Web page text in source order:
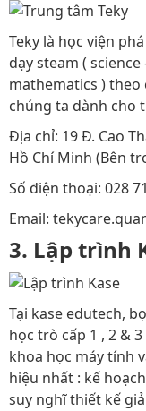
Teky là học viện
dạy steam (
mathematics )
chúng ta dành cho
Địa chỉ: 19 Đ. Cao
Hồ Chí Minh (Bên
Số điện thoại: 028
Email:
3. Lập trình
Tại kase edutech,
học trò cấp 1 , 2 &
khoa học máy tính
hiệu nhất : kế
suy nghĩ thiết kế